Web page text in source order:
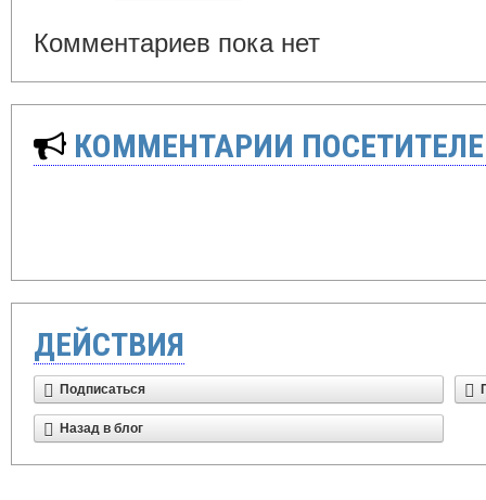
Комментариев пока нет
КОММЕНТАРИИ
ДЕЙСТВИЯ
Подписаться
Назад в блог